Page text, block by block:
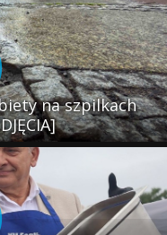
na szpilkach